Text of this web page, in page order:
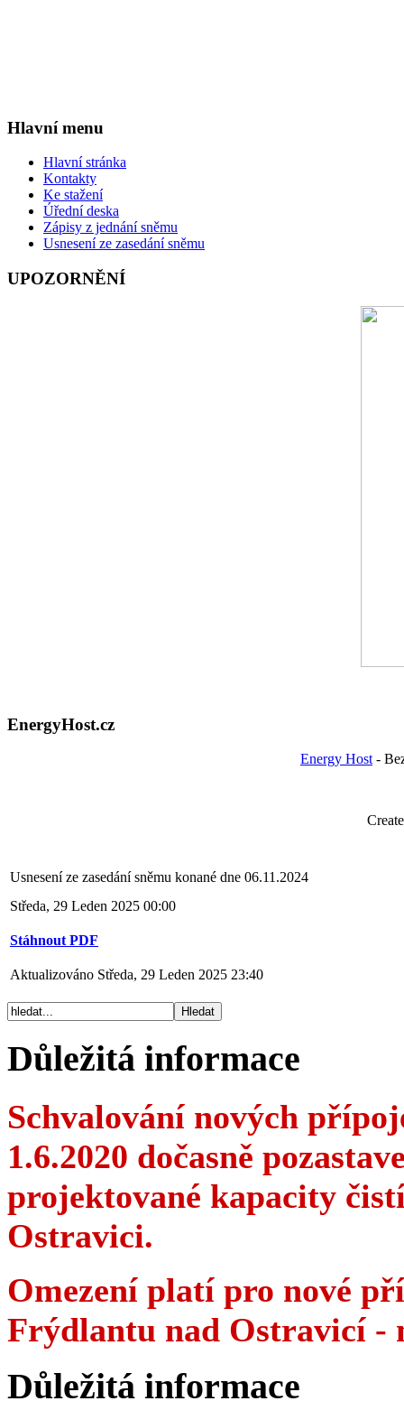
Hlavní menu
Hlavní stránka
Kontakty
Ke stažení
Úřední deska
Zápisy z jednání sněmu
Usnesení ze zasedání sněmu
UPOZORNĚNÍ
EnergyHost.cz
Energy Host -
Usnesení ze zasedání sněmu konané dne 06.11.2024
Středa, 29 Leden 2025 00:00
Stáhnout PDF
Aktualizováno Středa, 29 Leden 2025 23:40
Důležitá informace
Schvalování nových
1.6.2020 dočasně
projektované kapacity
Ostravici.
Omezení platí pro nové
Frýdlantu nad Ostravicí -
Důležitá informace